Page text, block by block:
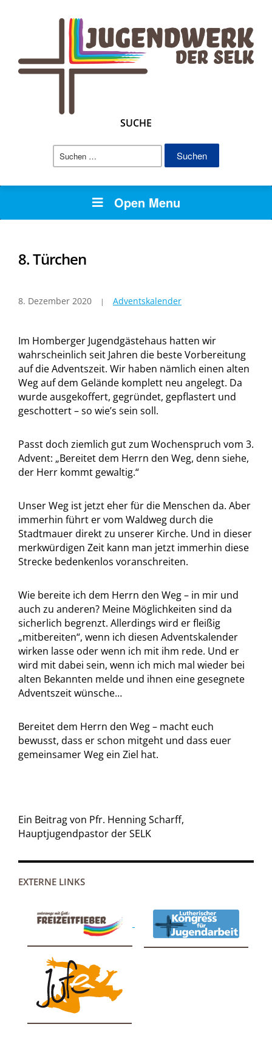
SUCHE
Suchen
Open Menu
8. Türchen
8. Dezember 2020 Adventskalender
Im Homberger Jugendgästehaus hatten wir
wahrscheinlich seit Jahren die beste Vorbereitung
auf die Adventszeit. Wir haben nämlich einen alten
Weg auf dem Gelände komplett neu angelegt. Da
wurde ausgekoffert, gegründet, gepflastert und
geschottert – so wie’s sein soll.
Passt doch ziemlich gut zum Wochenspruch vom 3.
Advent: „Bereitet dem Herrn den Weg, denn siehe,
der Herr kommt gewaltig.“
Unser Weg ist jetzt eher für die Menschen da. Aber
immerhin führt er vom Waldweg durch die
Stadtmauer direkt zu unserer Kirche. Und in dieser
merkwürdigen Zeit kann man jetzt immerhin diese
Strecke bedenkenlos voranschreiten.
Wie bereite ich dem Herrn den Weg – in mir und
auch zu anderen? Meine Möglichkeiten sind da
sicherlich begrenzt. Allerdings wird er fleißig
„mitbereiten“, wenn ich diesen Adventskalender
wirken lasse oder wenn ich mit ihm rede. Und er
wird mit dabei sein, wenn ich mich mal wieder bei
alten Bekannten melde und ihnen eine gesegnete
Adventszeit wünsche…
Bereitet dem Herrn den Weg – macht euch
bewusst, dass er schon mitgeht und dass euer
gemeinsamer Weg ein Ziel hat.
Ein Beitrag von Pfr. Henning Scharff,
Hauptjugendpastor der SELK
EXTERNE LINKS